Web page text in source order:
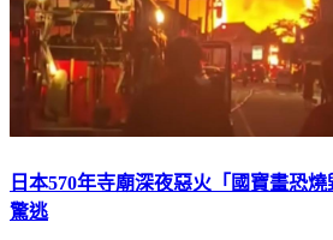
日本570年寺廟深夜惡火「國寶畫恐
驚逃